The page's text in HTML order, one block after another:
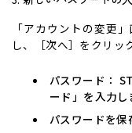
「アカウントの変更
し、［次へ］をクリッ
パスワード： STEP 1で変更した「新しいBIGLOBEパスワ
ード」を入力し
パスワードを